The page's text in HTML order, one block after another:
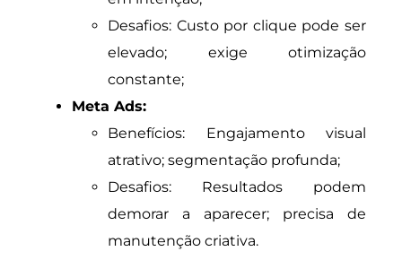
Desafios: Custo por clique pode ser
elevado; exige otimização
constante;
Meta Ads:
Benefícios: Engajamento visual
atrativo; segmentação profunda;
Desafios: Resultados podem
demorar a aparecer; precisa de
manutenção criativa.